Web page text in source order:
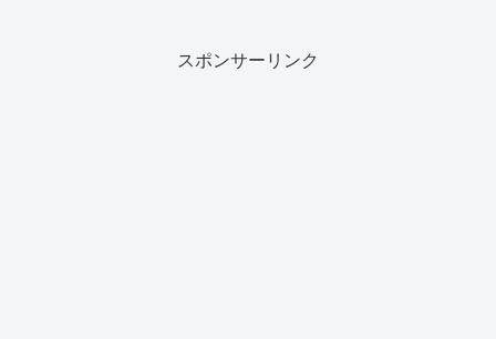
スポンサーリンク